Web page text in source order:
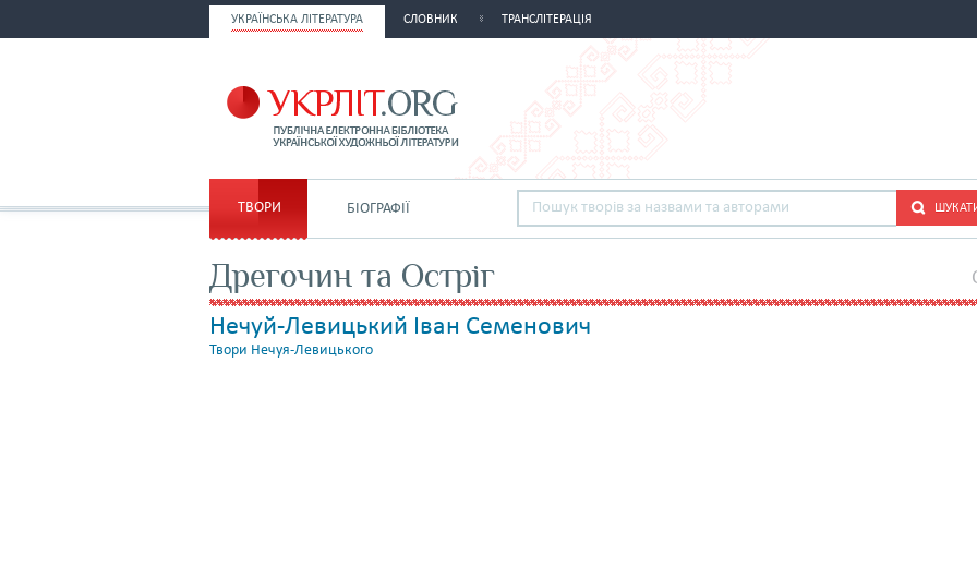
УКРАЇНСЬКА ЛІТЕРАТУРА СЛОВНИК ТРАНСЛІТЕРАЦІЯ
ТВОРИ БІОГРАФІЇ
Дрегочин та Остріг
Нечуй-Левицький Іван Семенович
Твори Нечуя-Левицького